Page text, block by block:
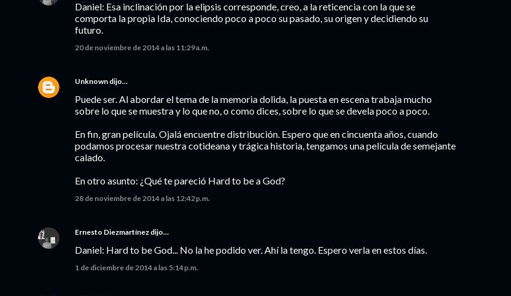
Daniel: Esa inclinación por la elipsis corresponde, creo, a la reticencia con la que se
comporta la propia Ida, conociendo poco a poco su pasado, su origen y decidiendo su
futuro.
20 de noviembre de 2014 a las 11:29 a.m.
Unknown dijo…
Puede ser. Al abordar el tema de la memoria dolida, la puesta en escena trabaja mucho
sobre lo que se muestra y lo que no, o como dices, sobre lo que se devela poco a poco.
En fin, gran película. Ojalá encuentre distribución. Espero que en cincuenta años, cuando
podamos procesar nuestra cotideana y trágica historia, tengamos una película de semejante
calado.
En otro asunto: ¿Qué te pareció Hard to be a God?
28 de noviembre de 2014 a las 12:42 p.m.
Ernesto Diezmartínez dijo…
Daniel: Hard to be God... No la he podido ver. Ahí la tengo. Espero verla en estos días.
1 de diciembre de 2014 a las 5:14 p.m.